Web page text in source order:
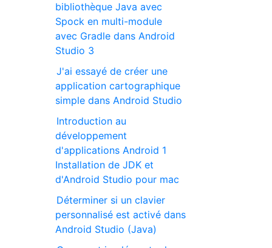
bibliothèque Java avec
Spock en multi-module
avec Gradle dans Android
Studio 3
J'ai essayé de créer une
application cartographique
simple dans Android Studio
Introduction au
développement
d'applications Android 1
Installation de JDK et
d'Android Studio pour mac
Déterminer si un clavier
personnalisé est activé dans
Android Studio (Java)